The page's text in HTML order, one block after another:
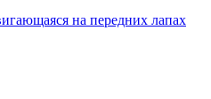
на передних лапах